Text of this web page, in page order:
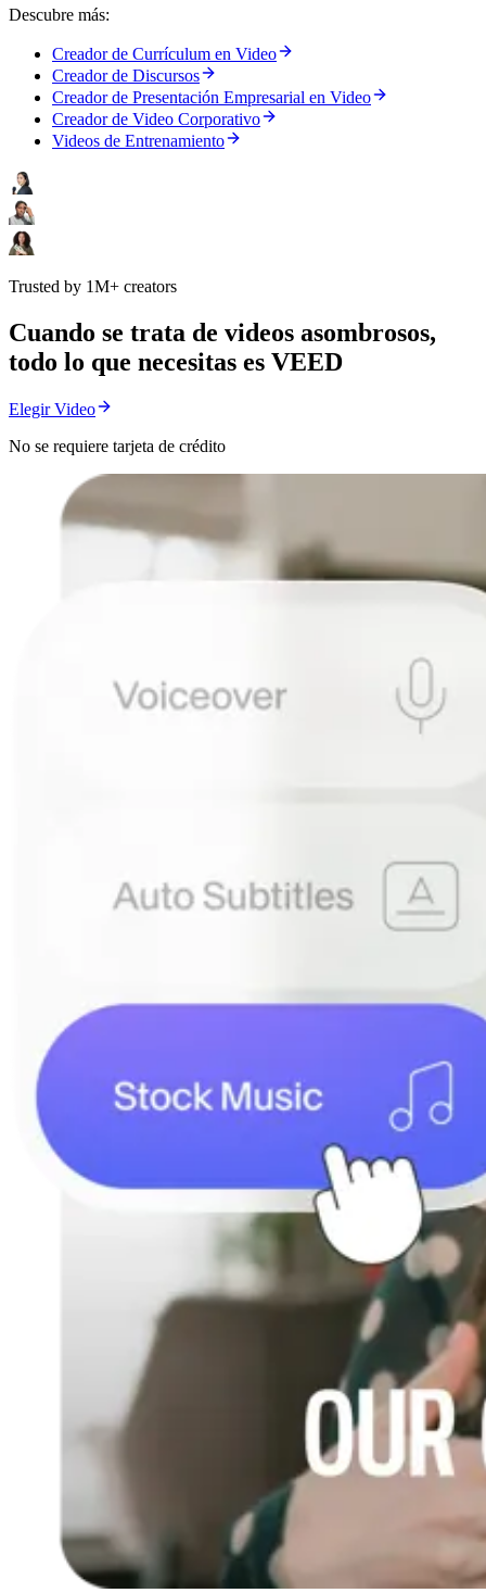
Descubre más:
Creador de Currículum en Video
Creador de Discursos
Creador de Presentación Empresarial en Video
Creador de Video Corporativo
Videos de Entrenamiento
Trusted by 1M+ creators
Cuando se trata de videos asombrosos,
todo lo que necesitas es VEED
Elegir Video
No se requiere tarjeta de crédito